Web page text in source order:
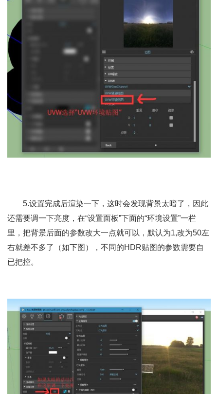
5.设置完成后渲染一下，这时会发现背景太暗了，因此
还需要调一下亮度，在“设置面板”下面的“环境设置”一栏
里，把背景后面的参数改大一点就可以，默认为1,改为50左
右就差不多了（如下图），不同的HDR贴图的参数需要自
已把控。